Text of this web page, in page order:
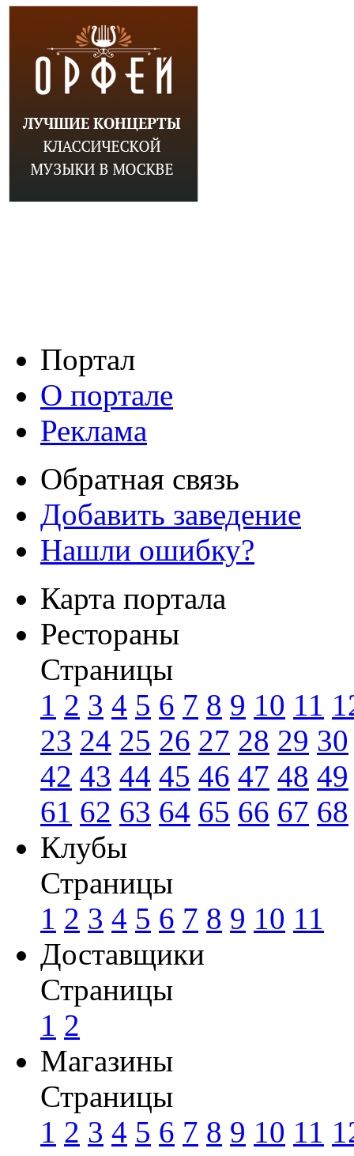
Портал
О портале
Реклама
Обратная связь
Добавить заведение
Нашли ошибку?
Карта портала
Рестораны
Страницы
1 2 3 4 5 6 7 8 9 10 11
23 24 25 26 27 28 29 30
42 43 44 45 46 47 48 49
61 62 63 64 65 66 67 68
Клубы
Страницы
1 2 3 4 5 6 7 8 9 10 11
Доставщики
Страницы
1 2
Магазины
Страницы
1 2 3 4 5 6 7 8 9 10 11